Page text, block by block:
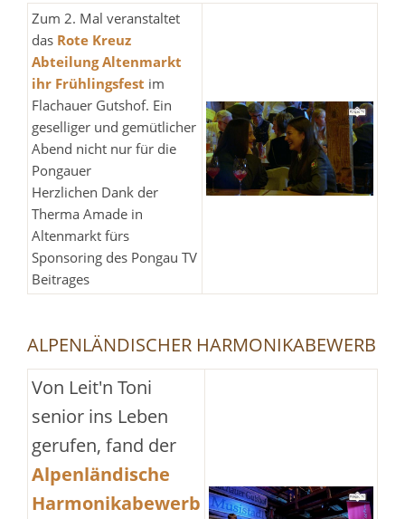
Zum 2. Mal veranstaltet
das Rote Kreuz
Abteilung Altenmarkt
ihr Frühlingsfest im
Flachauer Gutshof. Ein
geselliger und gemütlicher
Abend nicht nur für die
Pongauer
Herzlichen Dank der
Therma Amade in
Altenmarkt fürs
Sponsoring des Pongau TV
Beitrages
ALPENLÄNDISCHER HARMONIKABEWERB
Von Leit'n Toni
senior ins Leben
gerufen, fand der
Alpenländische
Harmonikabewerb